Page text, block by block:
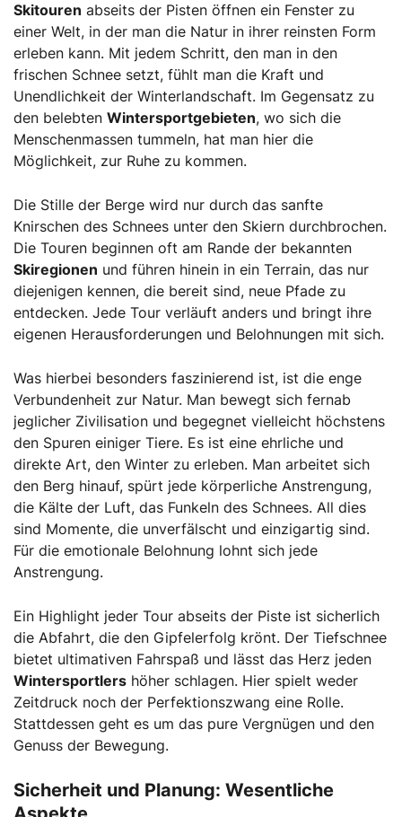
Skitouren abseits der Pisten öffnen ein Fenster zu
einer Welt, in der man die Natur in ihrer reinsten Form
erleben kann. Mit jedem Schritt, den man in den
frischen Schnee setzt, fühlt man die Kraft und
Unendlichkeit der Winterlandschaft. Im Gegensatz zu
den belebten Wintersportgebieten, wo sich die
Menschenmassen tummeln, hat man hier die
Möglichkeit, zur Ruhe zu kommen.
Die Stille der Berge wird nur durch das sanfte
Knirschen des Schnees unter den Skiern durchbrochen.
Die Touren beginnen oft am Rande der bekannten
Skiregionen und führen hinein in ein Terrain, das nur
diejenigen kennen, die bereit sind, neue Pfade zu
entdecken. Jede Tour verläuft anders und bringt ihre
eigenen Herausforderungen und Belohnungen mit sich.
Was hierbei besonders faszinierend ist, ist die enge
Verbundenheit zur Natur. Man bewegt sich fernab
jeglicher Zivilisation und begegnet vielleicht höchstens
den Spuren einiger Tiere. Es ist eine ehrliche und
direkte Art, den Winter zu erleben. Man arbeitet sich
den Berg hinauf, spürt jede körperliche Anstrengung,
die Kälte der Luft, das Funkeln des Schnees. All dies
sind Momente, die unverfälscht und einzigartig sind.
Für die emotionale Belohnung lohnt sich jede
Anstrengung.
Ein Highlight jeder Tour abseits der Piste ist sicherlich
die Abfahrt, die den Gipfelerfolg krönt. Der Tiefschnee
bietet ultimativen Fahrspaß und lässt das Herz jeden
Wintersportlers höher schlagen. Hier spielt weder
Zeitdruck noch der Perfektionszwang eine Rolle.
Stattdessen geht es um das pure Vergnügen und den
Genuss der Bewegung.
Sicherheit und Planung: Wesentliche